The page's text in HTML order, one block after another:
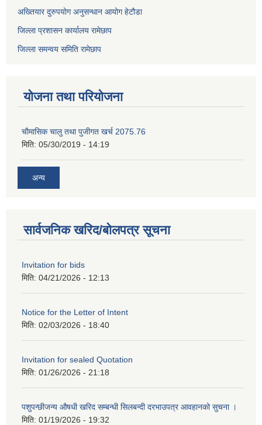
अख्तियार दुरुपयोग अनुसन्धान आयोग हेटौडा
जिल्ला प्रशासन कार्यालय रामेछाप
जिल्ला समन्वय समिति रामेछाप
योजना तथा परियोजना
चाैमासिक चालु तथा पुजीगत खर्च 2075.76
मिति: 05/30/2019 - 14:19
अन्य
सार्वजनिक खरिद/बोलपत्र सूचना
Invitation for bids
मिति: 04/21/2026 - 12:13
Notice for the Letter of Intent
मिति: 02/03/2026 - 18:40
Invitation for sealed Quotation
मिति: 01/26/2026 - 21:18
पशुपन्छीजन्य औषधी खरिद सम्बन्धी सिलबन्दी दरभाउपत्र आवहानको सुचना ।
मिति: 01/19/2026 - 19:32